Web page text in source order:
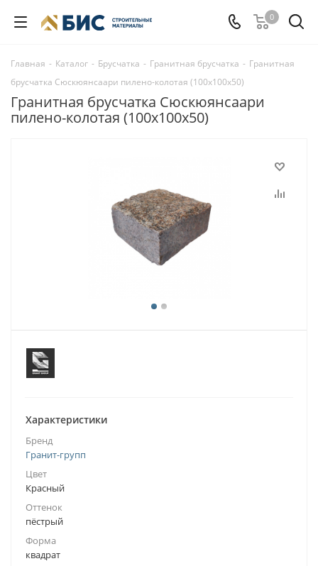
0
Главная - Каталог - Брусчатка - Гранитная брусчатка - Гранитная
брусчатка Сюскюянсаари пилено-колотая (100х100х50)
Гранитная брусчатка Сюскюянсаари
пилено-колотая (100х100х50)
Характеристики
Бренд
Гранит-групп
Цвет
Красный
Оттенок
пёстрый
Форма
квадрат